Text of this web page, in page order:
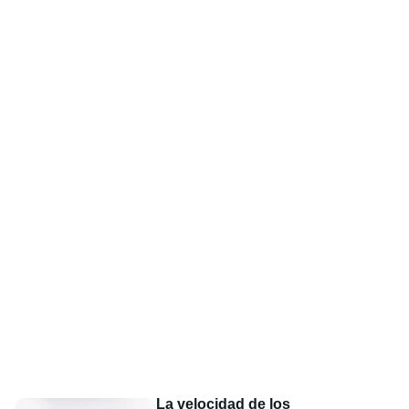
La velocidad de los